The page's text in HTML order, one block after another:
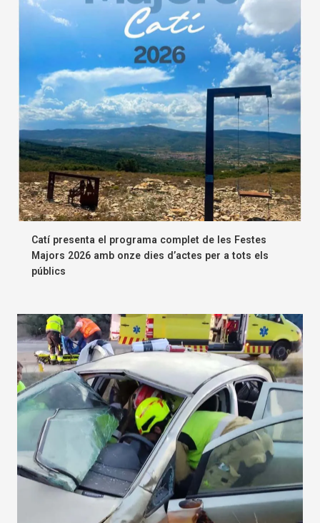
Catí presenta el programa complet de les Festes
Majors 2026 amb onze dies d’actes per a tots els
públics